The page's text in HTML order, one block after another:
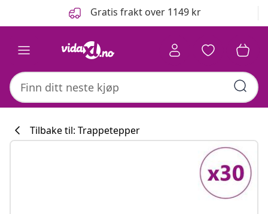
Gratis frakt over 1149 kr
Tilbake til: Trappetepper